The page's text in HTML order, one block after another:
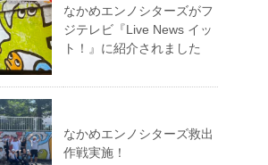
なかめエンノシターズがフ
ジテレビ『Live News イッ
ト！』に紹介されました
なかめエンノシターズ救出
作戦実施！